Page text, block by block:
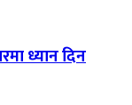
ध्यान दिन